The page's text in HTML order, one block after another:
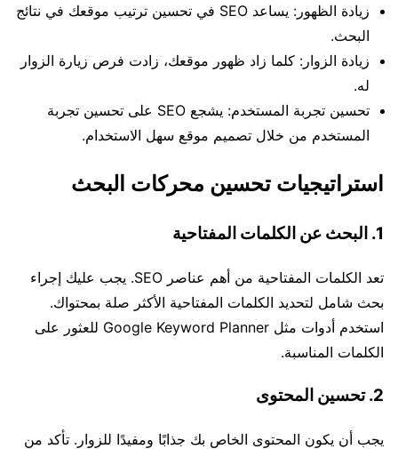
زيادة الظهور: يساعد SEO في تحسين ترتيب موقعك في نتائج
البحث.
زيادة الزوار: كلما زاد ظهور موقعك، زادت فرص زيارة الزوار
له.
تحسين تجربة المستخدم: يشجع SEO على تحسين تجربة
المستخدم من خلال تصميم موقع سهل الاستخدام.
استراتيجيات تحسين محركات البحث
1. البحث عن الكلمات المفتاحية
تعد الكلمات المفتاحية من أهم عناصر SEO. يجب عليك إجراء
بحث شامل لتحديد الكلمات المفتاحية الأكثر صلة بمحتواك.
استخدم أدوات مثل Google Keyword Planner للعثور على
الكلمات المناسبة.
2. تحسين المحتوى
يجب أن يكون المحتوى الخاص بك جذابًا ومفيدًا للزوار. تأكد من